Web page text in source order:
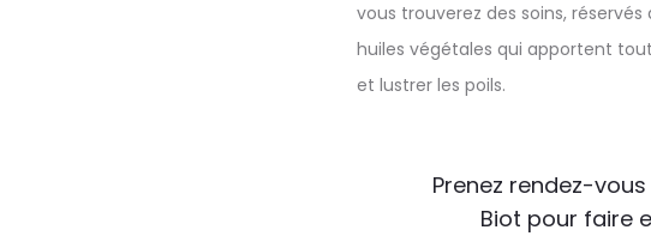
vous trouverez des soins,
huiles végétales qui apportent
et lustrer les poils.
Prenez rendez-
Biot pour faire